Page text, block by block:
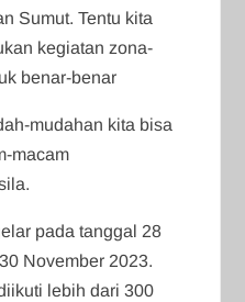
Sumut. Tentu kita
kegiatan zona-
benar-benar
mudahan kita bisa
macam
pada tanggal 28
November 2023.
lebih dari 300